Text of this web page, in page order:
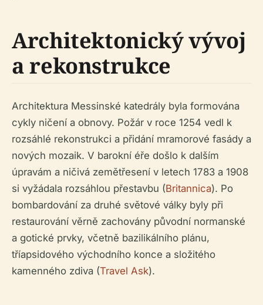
Architektonický vývoj
a rekonstrukce
Architektura Messinské katedrály byla formována
cykly ničení a obnovy. Požár v roce 1254 vedl k
rozsáhlé rekonstrukci a přidání mramorové fasády a
nových mozaik. V barokní éře došlo k dalším
úpravám a ničivá zemětřesení v letech 1783 a 1908
si vyžádala rozsáhlou přestavbu (Britannica). Po
bombardování za druhé světové války byly při
restaurování věrně zachovány původní normanské
a gotické prvky, včetně bazilikálního plánu,
tříapsidového východního konce a složitého
kamenného zdiva (Travel Ask).